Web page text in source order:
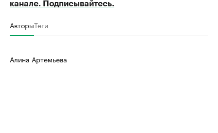
канале. Подписывайтесь.
АвторыТеги
Алина Артемьева